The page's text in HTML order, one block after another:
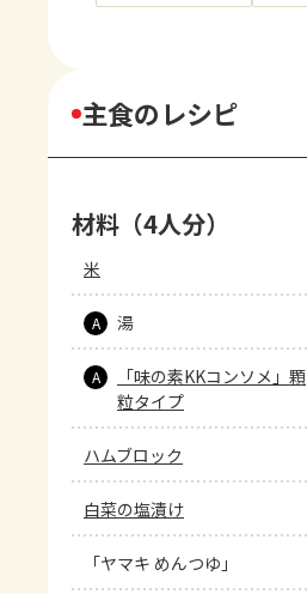
主食のレシピ
材料（4人分）
米
A 湯
A
「味の素KKコンソメ」顆
粒タイプ
ハムブロック
白菜の塩漬け
「ヤマキ めんつゆ」